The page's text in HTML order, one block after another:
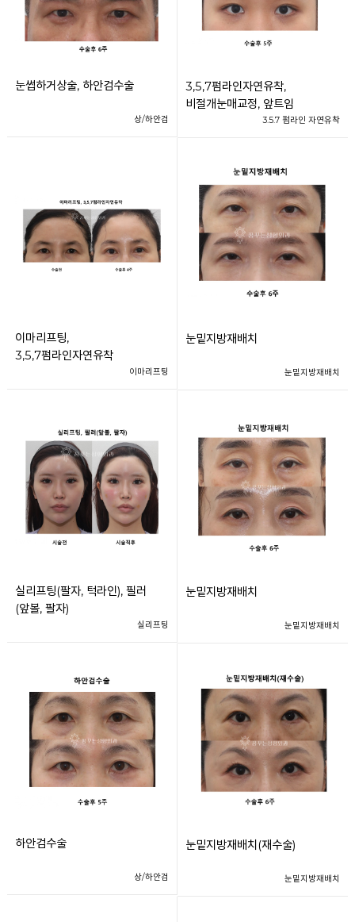
눈썹하거상술, 하안검수술
상/하안검
3,5,7펌라인자연유착,
비절개눈매교정, 앞트임
3.5.7 펌라인 자연유착
이마리프팅,
3,5,7펌라인자연유착
이마리프팅
눈밑지방재배치
눈밑지방재배치
실리프팅(팔자, 턱라인), 필러
(앞볼, 팔자)
실리프팅
눈밑지방재배치
눈밑지방재배치
하안검수술
상/하안검
눈밑지방재배치(재수술)
눈밑지방재배치